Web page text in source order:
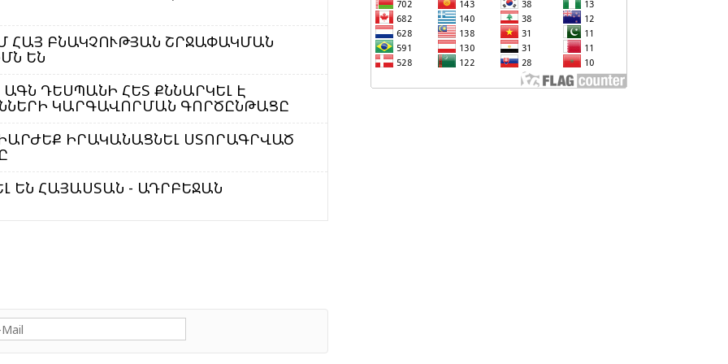
ՀԱՅ ԲՆԱԿՉՈՒԹՅԱՆ ՇՐՋԱՓԱԿՄԱՆ
ԵՆ
ԴԵՍՊԱՆԻ ՀԵՏ ՔՆՆԱՐԿԵԼ Է
ԿԱՐԳԱՎՈՐՄԱՆ ԳՈՐԾԸՆԹԱՑԸ
ԻՐԱԿԱՆԱՑՆԵԼ ՍՏՈՐԱԳՐՎԱԾ
ԵՆ ՀԱՅԱՍՏԱՆ - ԱԴՐԲԵՋԱՆ
ԴՐՎԻ՝ ՌՈՒՍ-ՀԱՅԿԱԿԱՆ
ՀԱՐԱԲԵՐՈՒԹՅՈՒՆՆԵՐԻՆ ՎԵՐԱԲԵՐՈՂ
ՀԱՐՑԵՐԸ ԱԴՐԲԵՋԱՆԻ ՆԿԱՏՄԱՄԲ
ՄԵԿՆԱԲԱՆԵԼՈՒ ՊՐԱԿՏԻԿԱՅԻՆ